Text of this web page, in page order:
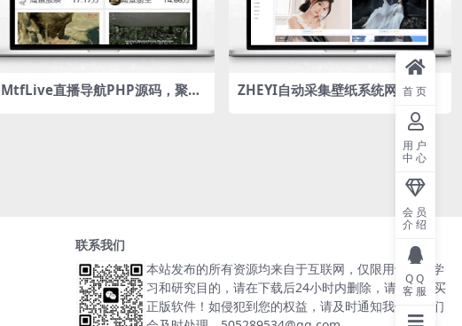
MtfLive直播导航PHP源码，聚合
ZHEYI自动采集壁纸系统网站源码
联系我们
本站发布的所有资源均来自于互联网，仅限用于个人学
习和研究目的，请在下载后24小时内删除，请支持购买
正版软件！如侵犯到您的权益，请及时通知我们，我们
首页
用户
中心
会员
介绍
QQ
客服